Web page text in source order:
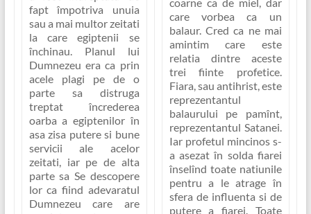
fapt împotriva unuia
sau a mai multor zeitati
la care egiptenii se
închinau. Planul lui
Dumnezeu era ca prin
acele plagi pe de o
parte sa distruga
treptat încrederea
oarba a egiptenilor în
asa zisa putere si bune
servicii ale acelor
zeitati, iar pe de alta
parte sa Se descopere
lor ca fiind adevaratul
Dumnezeu care are
coarne ca de miel, dar
care vorbea ca un
balaur. Cred ca ne mai
amintim care este
relatia dintre aceste
trei fiinte profetice.
Fiara, sau antihrist, este
reprezentantul
balaurului pe pamînt,
reprezentantul Satanei.
Iar profetul mincinos s-
a asezat în solda fiarei
înselînd toate natiunile
pentru a le atrage în
sfera de influenta si de
putere a fiarei. Toate